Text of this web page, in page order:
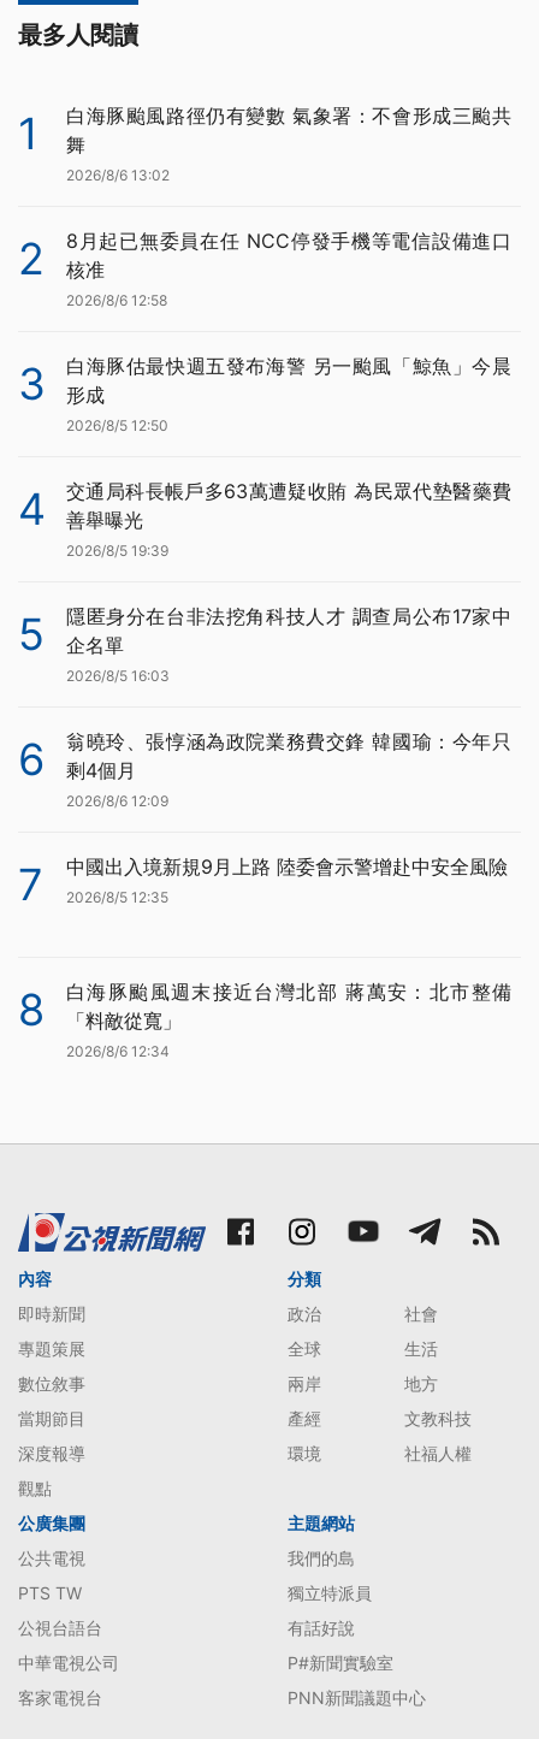
最多人閱讀
1
白海豚颱風路徑仍有變數 氣象署：不會形成三颱共
舞
2026/8/6 13:02
2
8月起已無委員在任 NCC停發手機等電信設備進口
核准
2026/8/6 12:58
3
白海豚估最快週五發布海警 另一颱風「鯨魚」今晨
形成
2026/8/5 12:50
4
交通局科長帳戶多63萬遭疑收賄 為民眾代墊醫藥費
善舉曝光
2026/8/5 19:39
5
隱匿身分在台非法挖角科技人才 調查局公布17家中
企名單
2026/8/5 16:03
6
翁曉玲、張惇涵為政院業務費交鋒 韓國瑜：今年只
剩4個月
2026/8/6 12:09
7 中國出入境新規9月上路 陸委會示警增赴中安全風險
2026/8/5 12:35
8
白海豚颱風週末接近台灣北部 蔣萬安：北市整備
「料敵從寬」
2026/8/6 12:34
內容
即時新聞
專題策展
數位敘事
當期節目
深度報導
觀點
分類
政治
社會
全球
生活
兩岸
地方
產經
文教科技
環境
社福人權
公廣集團
公共電視
PTS TW
公視台語台
中華電視公司
客家電視台
主題網站
我們的島
獨立特派員
有話好說
P#新聞實驗室
PNN新聞議題中心